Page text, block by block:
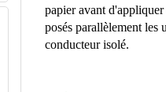
papier avant
posés parallèlement les
conducteur isolé.